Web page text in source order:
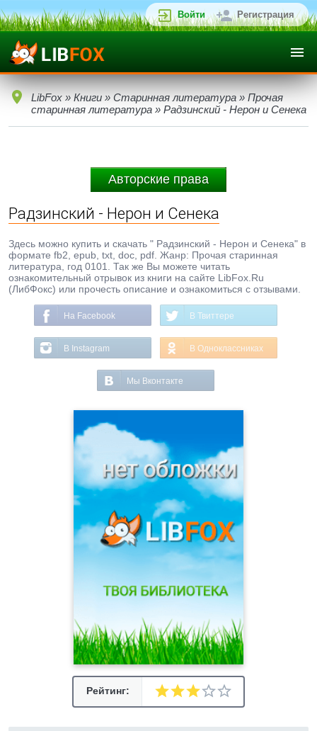
Войти Регистрация
LibFox » Книги » Старинная литература » Прочая
старинная литература » Радзинский - Нерон и Сенека
Авторские права
Радзинский - Нерон и Сенека
Здесь можно купить и скачать " Радзинский - Нерон и Сенека" в
формате fb2, epub, txt, doc, pdf. Жанр: Прочая старинная
литература, год 0101. Так же Вы можете читать
ознакомительный отрывок из книги на сайте LibFox.Ru
(ЛибФокс) или прочесть описание и ознакомиться с отзывами.
На Facebook В Твиттере
В Instagram В Одноклассниках
Мы Вконтакте
Рейтинг: